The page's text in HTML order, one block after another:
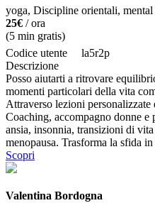
yoga, Discipline orientali, mental
25€ / ora
(5 min gratis)
Codice utente
la5r2p
Descrizione
Posso aiutarti a ritrovare
momenti particolari della vita
Attraverso lezioni
Coaching, accompagno donne e
ansia, insonnia, transizioni di
menopausa. Trasforma la sfida
Scopri
Valentina Bordogna